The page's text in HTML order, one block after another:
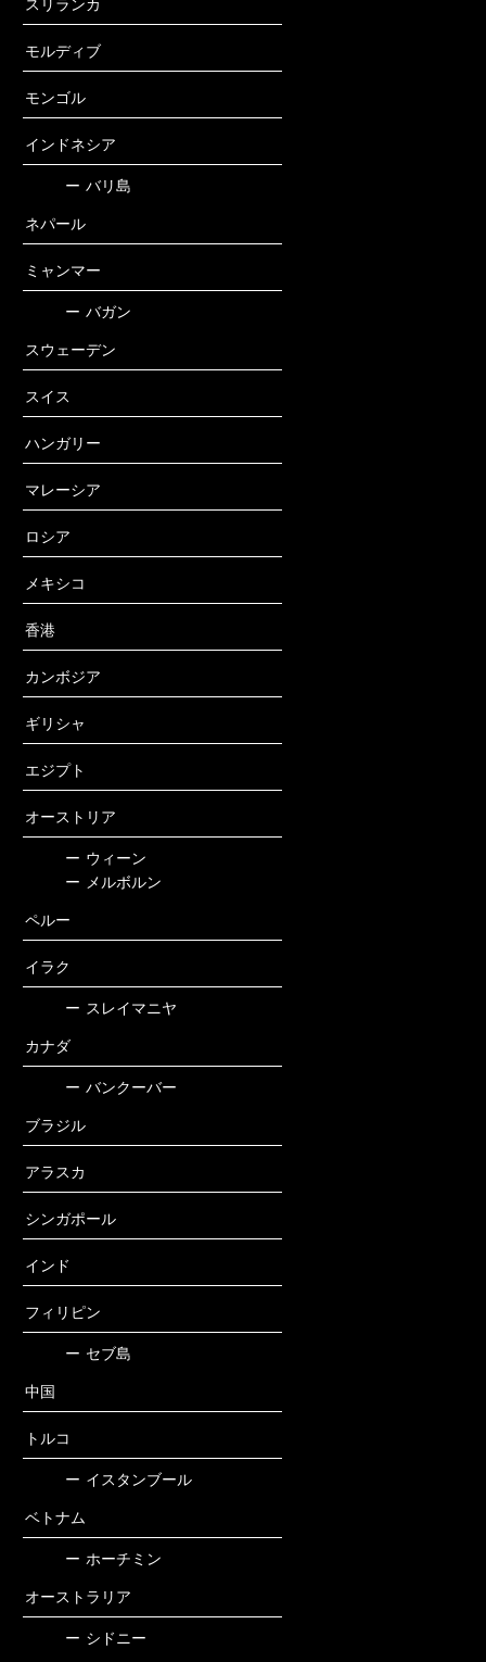
スリランカ
モルディブ
モンゴル
インドネシア
ー バリ島
ネパール
ミャンマー
ー バガン
スウェーデン
スイス
ハンガリー
マレーシア
ロシア
メキシコ
香港
カンボジア
ギリシャ
エジプト
オーストリア
ー ウィーン
ー
メルボルン
ペルー
イラク
ー スレイマニヤ
カナダ
ー バンクーバー
ブラジル
アラスカ
シンガポール
インド
フィリピン
ー セブ島
中国
トルコ
ー イスタンブール
ベトナム
ー ホーチミン
オーストラリア
ー シドニー